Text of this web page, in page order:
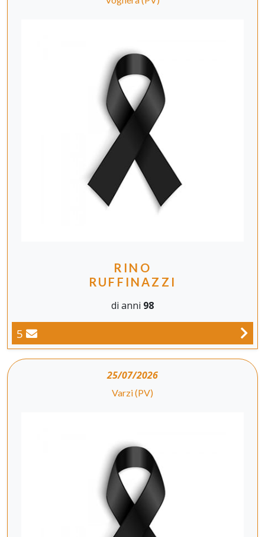
RINO
RUFFINAZZI
di anni 98
5
25/07/2026
Varzi (PV)